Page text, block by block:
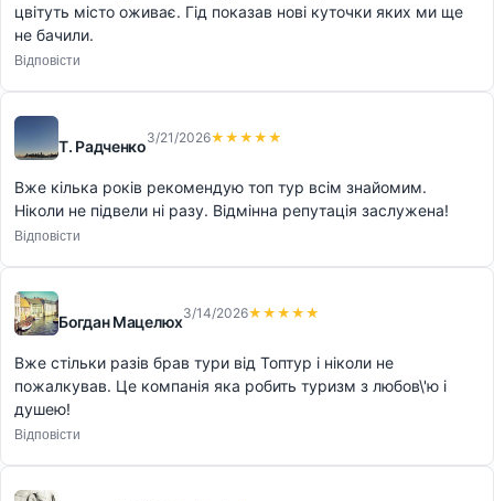
цвітуть місто оживає. Гід показав нові куточки яких ми ще
не бачили.
Відповісти
Т. Радченко3/21/2026★★★★★
Вже кілька років рекомендую топ тур всім знайомим.
Ніколи не підвели ні разу. Відмінна репутація заслужена!
Відповісти
Богдан Мацелюх3/14/2026★★★★★
Вже стільки разів брав тури від Топтур і ніколи не
пожалкував. Це компанія яка робить туризм з любов\'ю і
душею!
Відповісти